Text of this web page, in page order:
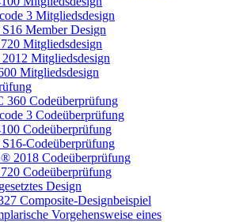
3 Mitgliedsdesign
Member Design
Mitgliedsdesign
Mitgliedsdesign
Mitgliedsdesign
360 Codeüberprüfung
3 Codeüberprüfung
Codeüberprüfung
Codeüberprüfung
2018 Codeüberprüfung
Codeüberprüfung
Design
Composite-Designbeispiel
Vorgehensweise eines